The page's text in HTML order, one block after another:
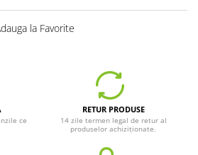
la Favorite
ce
RETUR PRODUSE
14 zile termen legal de retur al
produselor achiziționate.